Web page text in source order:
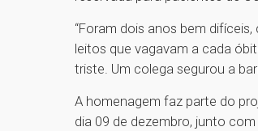
“Foram dois anos bem
leitos que vagavam a cada
triste. Um colega segurou a
A homenagem faz parte do
dia 09 de dezembro, junto